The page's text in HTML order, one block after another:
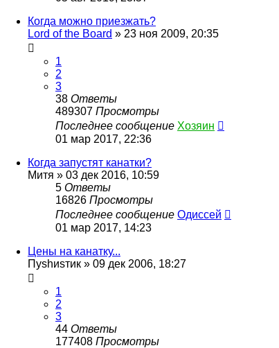
Когда можно приезжать?
Lord of the Board » 23 ноя 2009, 20:35
1
2
3
38 Ответы
489307 Просмотры
Последнее сообщение Хозяин
01 мар 2017, 22:36
Когда запустят канатки?
Митя » 03 дек 2016, 10:59
5 Ответы
16826 Просмотры
Последнее сообщение Одиссей
01 мар 2017, 14:23
Цены на канатку...
Пуshиsтик » 09 дек 2006, 18:27
1
2
3
44 Ответы
177408 Просмотры